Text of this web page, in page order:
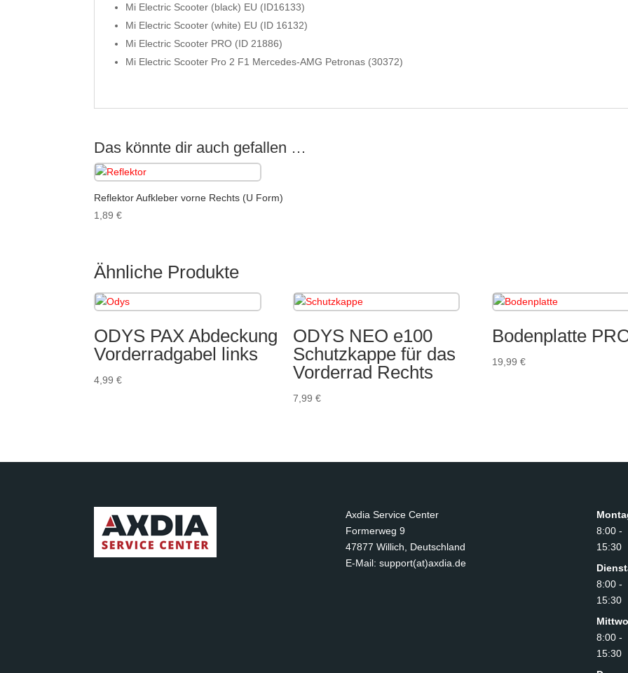
Mi Electric Scooter (black) EU (ID16133)
Mi Electric Scooter (white) EU (ID 16132)
Mi Electric Scooter PRO (ID 21886)
Mi Electric Scooter Pro 2 F1 Mercedes-AMG Petronas (30372)
Das könnte dir auch gefallen …
Reflektor Aufkleber vorne Rechts (U Form)
1,89€
Ähnliche Produkte
ODYS PAX Abdeckung
Vorderradgabel links
4,99€
ODYS NEO e100
Schutzkappe für das
Vorderrad Rechts
7,99 €
Bodenplatte
19,99 €
Axdia Service Center
Formerweg 9
47877 Willich
Deutschland
E-Mail: support(at)axdia.de
8:00 -
15:30
8:00 -
15:30
8:00 -
15:30